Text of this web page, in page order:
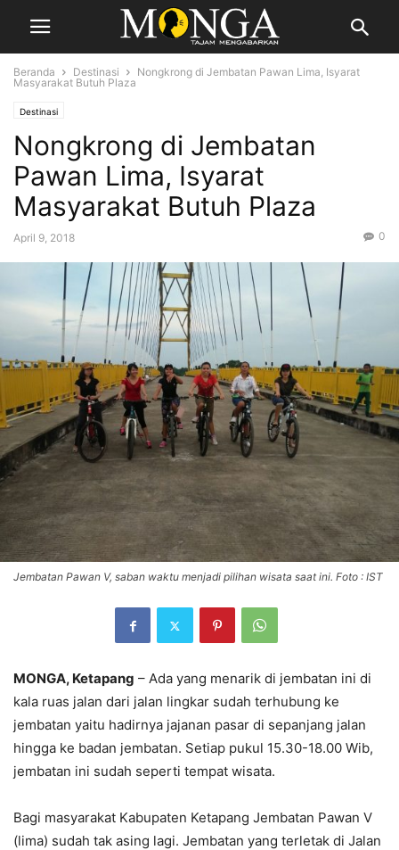
Beranda Destinasi
Nongkrong di Jembatan Pawan Lima, Isyarat
Masyarakat Butuh Plaza
Destinasi
Nongkrong di Jembatan
Pawan Lima, Isyarat
Masyarakat Butuh Plaza
April 9, 2018 0
Jembatan Pawan V, saban waktu menjadi pilihan wisata saat ini. Foto : IST
MONGA, Ketapang – Ada yang menarik di jembatan ini di
kala ruas jalan dari jalan lingkar sudah terhubung ke
jembatan yaitu hadirnya jajanan pasar di sepanjang jalan
hingga ke badan jembatan. Setiap pukul 15.30-18.00 Wib,
jembatan ini sudah seperti tempat wisata.
Bagi masyarakat Kabupaten Ketapang Jembatan Pawan V
(lima) sudah tak asing lagi. Jembatan yang terletak di Jalan